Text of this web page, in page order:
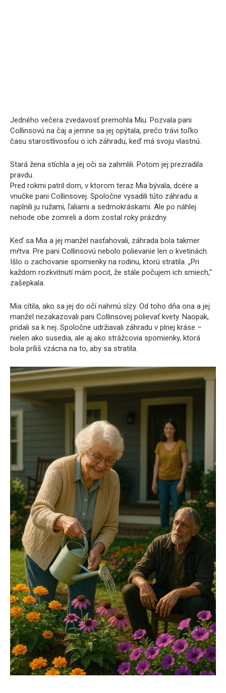
Jedného večera zvedavosť premohla Miu. Pozvala pani
Collinsovú na čaj a jemne sa jej opýtala, prečo trávi toľko
času starostlivosťou o ich záhradu, keď má svoju vlastnú.
Stará žena stíchla a jej oči sa zahmlili. Potom jej prezradila
pravdu.
Pred rokmi patril dom, v ktorom teraz Mia bývala, dcére a
vnučke pani Collinsovej. Spoločne vysadili túto záhradu a
naplnili ju ružami, ľaliami a sedmokráskami. Ale po náhlej
nehode obe zomreli a dom zostal roky prázdny.
Keď sa Mia a jej manžel nasťahovali, záhrada bola takmer
mŕtva. Pre pani Collinsovú nebolo polievanie len o kvetinách.
Išlo o zachovanie spomienky na rodinu, ktorú stratila. „Pri
každom rozkvitnutí mám pocit, že stále počujem ich smiech,“
zašepkala.
Mia cítila, ako sa jej do očí nahrnú slzy. Od toho dňa ona a jej
manžel nezakazovali pani Collinsovej polievať kvety. Naopak,
pridali sa k nej. Spoločne udržiavali záhradu v plnej kráse –
nielen ako susedia, ale aj ako strážcovia spomienky, ktorá
bola príliš vzácna na to, aby sa stratila.